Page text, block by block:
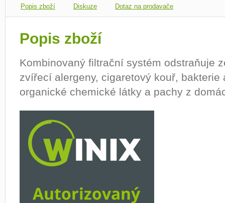
Popis zboží Diskuze Dotaz na prodavače
Popis zboží
Kombinovaný filtrační systém odstraňuje
zvířecí alergeny, cigaretový kouř, bakterie
organické chemické látky a pachy z